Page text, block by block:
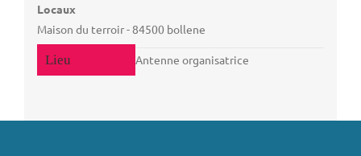
Antenne organisatrice
Locaux
Maison du terroir - 84500 bollene